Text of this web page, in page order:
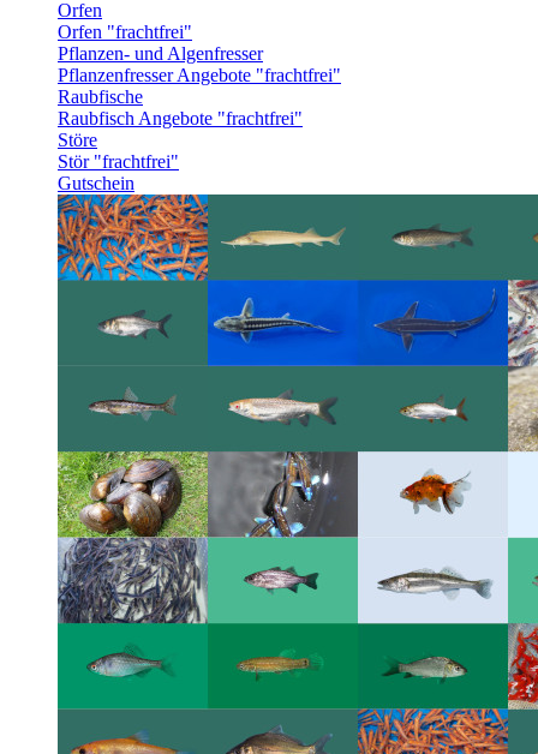
Orfen
Orfen "frachtfrei"
Pflanzen- und Algenfresser
Pflanzenfresser Angebote "frachtfrei"
Raubfische
Raubfisch Angebote "frachtfrei"
Störe
Stör "frachtfrei"
Gutschein